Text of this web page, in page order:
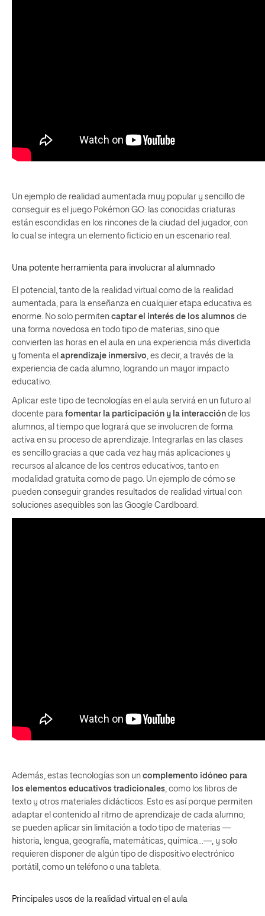
Un ejemplo de realidad aumentada muy popular y sencillo de
conseguir es el juego Pokémon GO: las conocidas criaturas
están escondidas en los rincones de la ciudad del jugador, con
lo cual se integra un elemento ficticio en un escenario real.
Una potente herramienta para involucrar al alumnado
El potencial, tanto de la realidad virtual como de la realidad
aumentada, para la enseñanza en cualquier etapa educativa es
enorme. No solo permiten captar el interés de los alumnos de
una forma novedosa en todo tipo de materias, sino que
convierten las horas en el aula en una experiencia más divertida
y fomenta el aprendizaje inmersivo, es decir, a través de la
experiencia de cada alumno, logrando un mayor impacto
educativo.
Aplicar este tipo de tecnologías en el aula servirá en un futuro al
docente para fomentar la participación y la interacción de los
alumnos, al tiempo que logrará que se involucren de forma
activa en su proceso de aprendizaje. Integrarlas en las clases
es sencillo gracias a que cada vez hay más aplicaciones y
recursos al alcance de los centros educativos, tanto en
modalidad gratuita como de pago. Un ejemplo de cómo se
pueden conseguir grandes resultados de realidad virtual con
soluciones asequibles son las Google Cardboard .
Además, estas tecnologías son un complemento idóneo para
los elementos educativos tradicionales, como los libros de
texto y otros materiales didácticos. Esto es así porque permiten
adaptar el contenido al ritmo de aprendizaje de cada alumno;
se pueden aplicar sin limitación a todo tipo de materias —
historia, lengua, geografía, matemáticas, química…—, y solo
requieren disponer de algún tipo de dispositivo electrónico
portátil, como un teléfono o una tableta.
Principales usos de la realidad virtual en el aula